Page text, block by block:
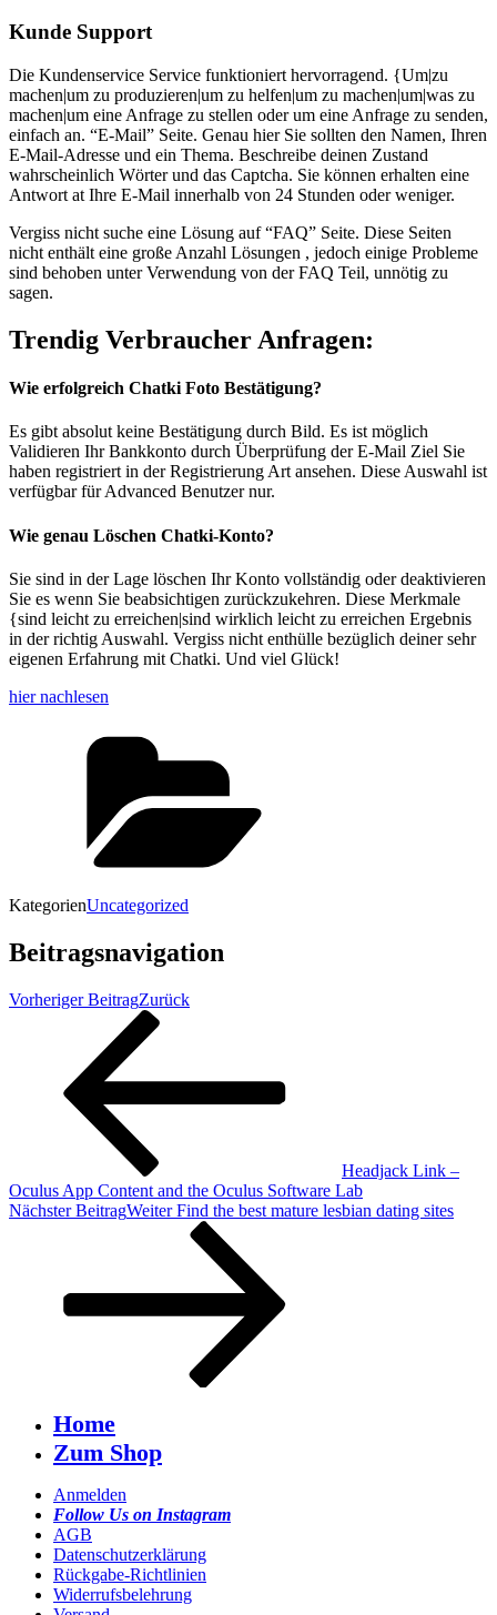
Kunde Support
Die Kundenservice Service funktioniert hervorragend. {Um|zu
machen|um zu produzieren|um zu helfen|um zu machen|um|was zu
machen|um eine Anfrage zu stellen oder um eine Anfrage zu senden,
einfach an. “E-Mail” Seite. Genau hier Sie sollten den Namen, Ihren
E-Mail-Adresse und ein Thema. Beschreibe deinen Zustand
wahrscheinlich Wörter und das Captcha. Sie können erhalten eine
Antwort at Ihre E-Mail innerhalb von 24 Stunden oder weniger.
Vergiss nicht suche eine Lösung auf “FAQ” Seite. Diese Seiten
nicht enthält eine große Anzahl Lösungen , jedoch einige Probleme
sind behoben unter Verwendung von der FAQ Teil, unnötig zu
sagen.
Trendig Verbraucher Anfragen:
Wie erfolgreich Chatki Foto Bestätigung?
Es gibt absolut keine Bestätigung durch Bild. Es ist möglich
Validieren Ihr Bankkonto durch Überprüfung der E-Mail Ziel Sie
haben registriert in der Registrierung Art ansehen. Diese Auswahl ist
verfügbar für Advanced Benutzer nur.
Wie genau Löschen Chatki-Konto?
Sie sind in der Lage löschen Ihr Konto vollständig oder deaktivieren
Sie es wenn Sie beabsichtigen zurückzukehren. Diese Merkmale
{sind leicht zu erreichen|sind wirklich leicht zu erreichen Ergebnis
in der richtig Auswahl. Vergiss nicht enthülle bezüglich deiner sehr
eigenen Erfahrung mit Chatki. Und viel Glück!
hier nachlesen
KategorienUncategorized
Beitragsnavigation
Vorheriger BeitragZurück
Headjack Link –
Oculus App Content and the Oculus Software Lab
Nächster BeitragWeiter Find the best mature lesbian dating sites
Home
Zum Shop
Anmelden
Follow Us on Instagram
AGB
Datenschutzerklärung
Rückgabe-Richtlinien
Widerrufsbelehrung